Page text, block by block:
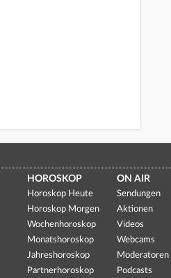
HOROSKOP
Horoskop Heute
Horoskop Morgen
Wochenhoroskop
Monatshoroskop
Jahreshoroskop
Partnerhoroskop
ON AIR
Sendungen
Aktionen
Videos
Webcams
Moderatoren
Podcasts